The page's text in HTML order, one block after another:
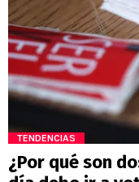
TENDENCIAS
¿Por qué son